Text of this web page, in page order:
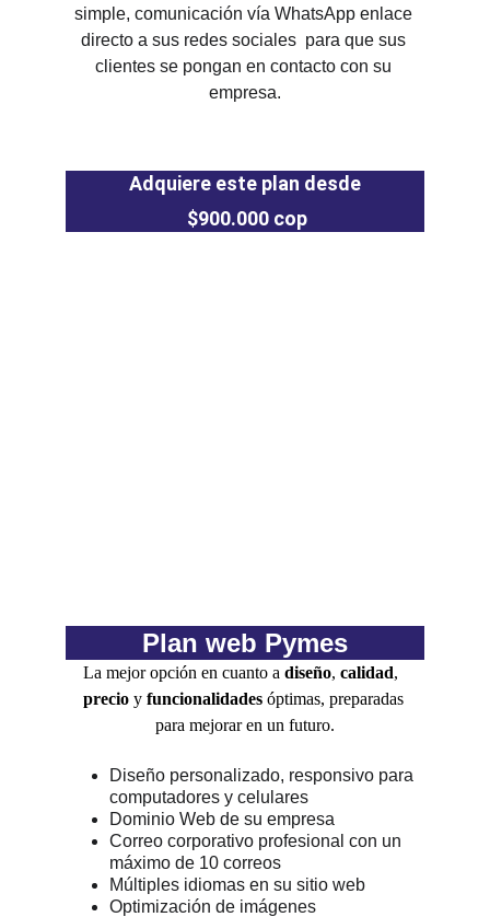
Plan web Pymes
La mejor opción en cuanto a diseño, calidad,
precio y funcionalidades óptimas, preparadas
para mejorar en un futuro.
simple, comunicación vía WhatsApp enlace
directo a sus redes sociales  para que sus
clientes se pongan en contacto con su
empresa.
Adquiere este plan desde
$900.000 cop
Diseño personalizado, responsivo para
computadores y celulares
Dominio Web de su empresa
Correo corporativo profesional con un
máximo de 10 correos
Múltiples idiomas en su sitio web
Optimización de imágenes